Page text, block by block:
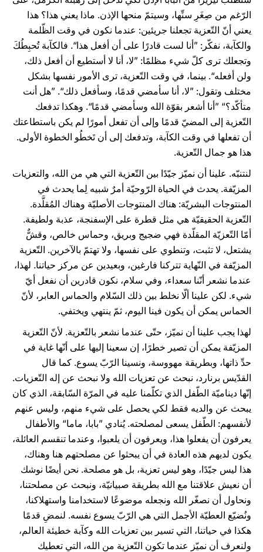
الرّغم من صِغَرِ سنِّها، وسيتمّ منحها الإذن. ماذا يعني هذا؟ هذا
يعني أنّ التّعزية تجعلنا جريئين: عندما نكون في وقت الظّلمة
والكآبة، نفكّر: ”أنا لست قادرًا على أن أفعل هذا“. فالكآبة تُحبِطُكَ
وتجعلك ترى كلّ شيء مظلمًا: ”لا، أنا لا أستطيع أن أفعل ذلك،
ولن أفعله“. بينما، في وقت التّعزية، ترى الأمور نفسها بشكل
مختلف وتقول: ”لا، أنا سأمضي قدمًا، وسأفعل ذلك“. ”هل أنت
متأكّد؟“ ”أنا أشعر بقوّة الله وسأمضي قدمًا“. وهكذا تدفعك
التّعزية إلى المضيّ قدمًا وإلى أن تفعل أمورًا لم يكن باستطاعتك
أن تفعلها في وقت الكآبة، وتدفعك إلى أن تَخطُو الخطوة الأولى.
هذا هو جمال التّعزية.
لنتنبّه. علينا أن نميّز جيّدًا بين التّعزية التي هي من الله، والتعزيات
المزيّفة. يحدث في الحياة الرّوحيّة أمرٌ شبيه لِما يحدث في
المنتوجات البشريّة: هناك المنتوجات الأصليّة وهناك المُقلَّدة.
التّعزية الحقيقيّة هي مثل قطرة على الإسفنجة، عذبة ولطيفة.
أمّا التّعزيّة المقلّدة فهي ضجيج وبريق، وحماس خالص، وقشٌّ
يشتعل، لا تثبت، وتنطوي على نفسها، ولا تهتمّ بالآخرين. التّعزية
المزيّفة في النّهاية تتركنا فارغين، وبعيدين عن مركز حياتنا. لهذا،
عندما نشعر أنّنا سعداء، وفي سلام، نكون قادرين أن نفعل أيّ
شيء. لكن علينا ألّا نخلط بين ذلك السّلام والحماس العابر، لأنّ
الحماس يمكن أن يكون فينا اليوم، ثمّ ينتهي ويختفي.
لهذا يجب علينا أن نميّز، حتّى عندما نشعر بالتّعزية. لأنّ التّعزية
المزيّفة يمكن أن تصير خطرًا، إن سعينا إليها على أنّها غاية في
حدِّ ذاتها، وبطريقة مهووسة، ونسينا الرّبّ يسوع. كما قال
القدّيس برنارد، نبحث عن تعزيات الله ولا نبحث عن إله التّعزيات.
إنّها ديناميّة الطّفل الذي تكلّمنا عليه في المرّة السّابقة، الذي كان
يبحث عن والديه فقط لكي يحصل على شيء منهم، وليس عنهم
لأنفسهم: الطّفل يسعى لمصلحته. يُنادي ”بابا، ماما“ والأطفال
يعرفون أن يفعلوا هذا، ويعرفون أن يلعبوا، وعندما تنقسم العائلة،
يكون لديهم هذه العادة في أن يبحثوا عن مصلحتهم هنا وهناك،
هذا ليس جيّدًا، وهو ليس تعزية، بل هو مصلحة. نحن أيضًا نوشك
أن نعيش علاقتنا مع الله بطريقة صبيانيّة، ونبحث عن مصلحتنا،
ونحاول أن نصغّر الله ونجعله موضوعًا لاستخدامنا واستهلاكنا،
ونُضيّع العطيّة الأجمل التي هي الرّبّ يسوع نفسه. لنمضِ قدمًا
هكذا في حياتنا، التي تسير بين تعزيات الله وكآبة خطيئة العالم،
ولنعرف أن نميّز عندما تكون التّعزية من الله، التي تعطيك